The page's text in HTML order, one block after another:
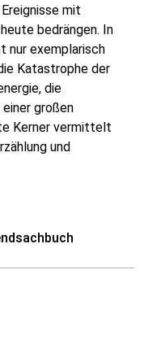
mit
bedrängen. In
nur exemplarisch
Katastrophe der
die
großen
Kerner vermittelt
und